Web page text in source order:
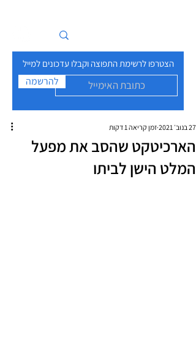
הצטרפו לרשימת התפוצה וקבלו עדכונים למייל
להרשמה
הארכיטקט שהסב את מפעל
המלט הישן לביתו
27 בנוב׳ 2021 זמן קריאה 1 דקות